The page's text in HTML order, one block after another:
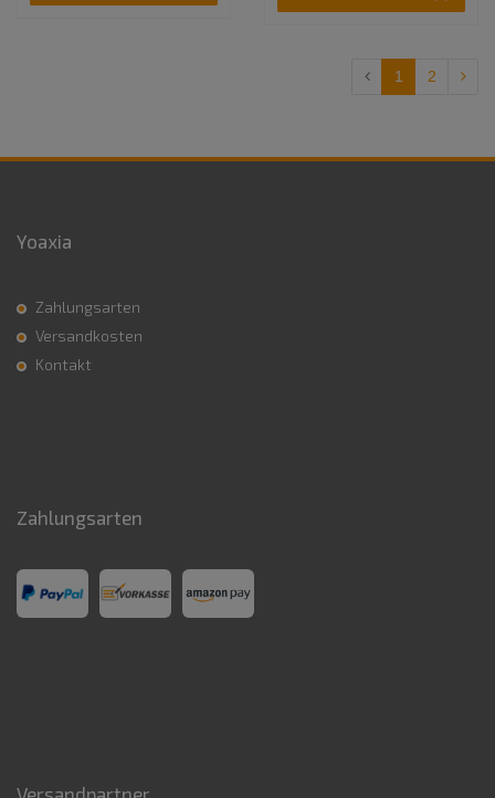
1 2
Yoaxia
Zahlungsarten
Versandkosten
Kontakt
Zahlungsarten